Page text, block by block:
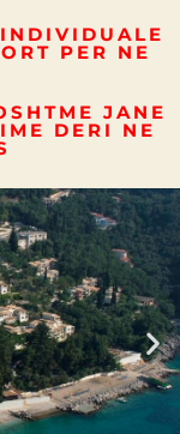
PER NE
JANE
DERI NE